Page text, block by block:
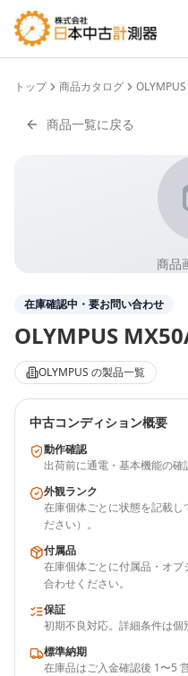
トップ 商品カタログ OLYMPUS
商品一覧に戻る
商品
在庫確認中・要お問い合わせ
OLYMPUS
OLYMPUS の製品一覧
中古コンディション概要
動作確認
出荷前に通電・基本機能の確
外観ランク
在庫個体ごとに状態を記載し
ださい）。
付属品
在庫個体ごとに付属品・オ
合わせください。
保証
初期不良対応。詳細条件は個
標準納期
在庫品はご入金確認後 1〜5